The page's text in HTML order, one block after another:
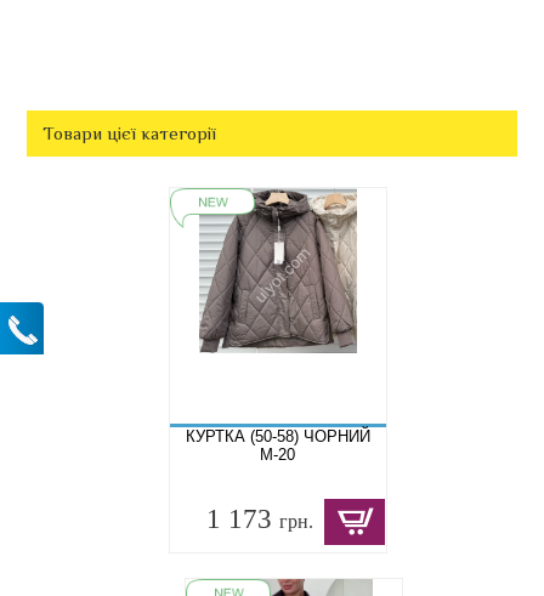
Товари цієї категорії
КУРТКА (50-58) ЧОРНИЙ
M-20
1 173грн.